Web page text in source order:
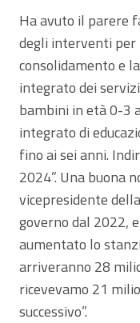
Ha avuto il parere
degli interventi per
consolidamento e
integrato dei
bambini in età 0-3
integrato di
fino ai sei anni.
2024”. Una buona
vicepresidente
governo dal 2022,
aumentato lo
arriveranno 28
ricevevamo 21
successivo”.